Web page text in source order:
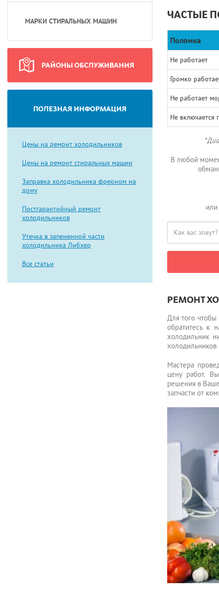
МАРКИ СТИРАЛЬНЫХ МАШИН
РАЙОНЫ ОБСЛУЖИВАНИЯ
ПОЛЕЗНАЯ ИНФОРМАЦИЯ
Цены на ремонт холодильников
Цены на ремонт стиральных машин
Заправка холодильника фреоном на
дому
Постгарантийный ремонт
холодильников
Утечка в запененной части
холодильника Либхер
Все статьи
ЧАСТЫЕ
Поломка
Не работает
Громко
Не работает
Не включается
В любой
РЕМОНТ
Для того чтобы
обратитесь к
холодильник
Мастера
цену работ.
решения в
запчасти от